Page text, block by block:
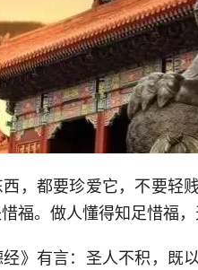
，都要珍爱它，不要轻
福。做人懂得知足惜福
》有言：圣人不积，既